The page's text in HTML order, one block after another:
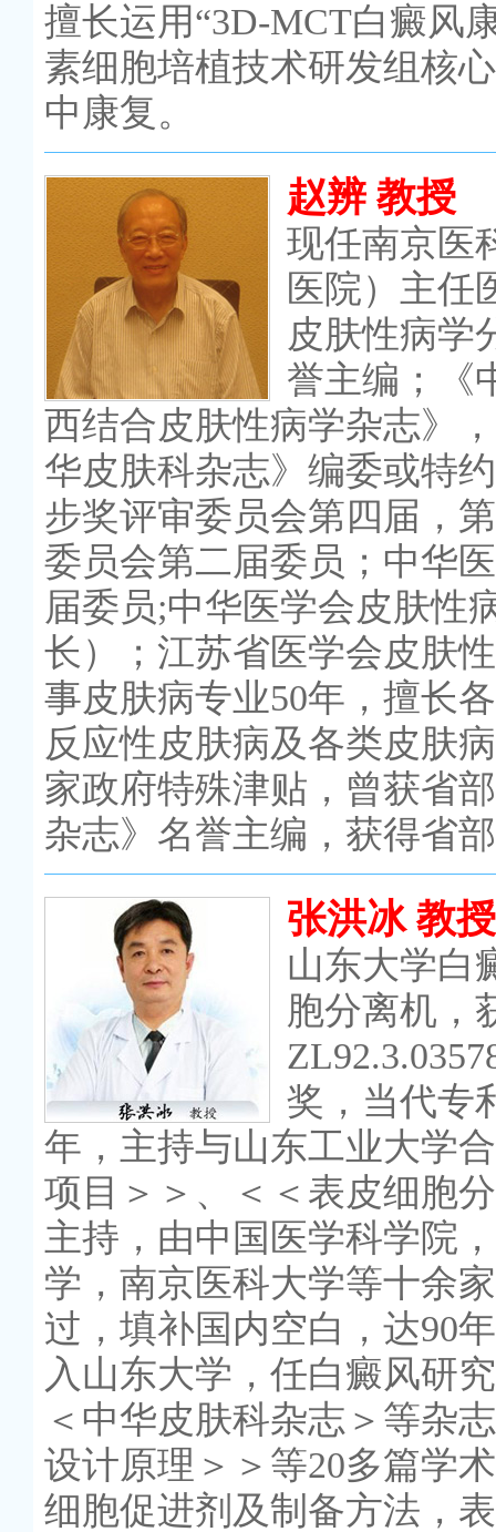
擅长运用“3D-MCT白癜风
素细胞培植技术研发组核
中康复。
赵辨 教授
现任南京医
医院）主任
皮肤性病学
誉主编；《
西结合皮肤性病学杂志》
华皮肤科杂志》编委或特
步奖评审委员会第四届，
委员会第二届委员；中华
届委员;中华医学会皮肤性
长）；江苏省医学会皮肤
事皮肤病专业50年，擅长
反应性皮肤病及各类皮肤
家政府特殊津贴，曾获省
杂志》名誉主编，获得省
张洪冰 教授
山东大学白
胞分离机，
奖，当代专
年，主持与山东工业大学
项目＞＞、＜＜表皮细胞
主持，由中国医学科学院
学，南京医科大学等十余
过，填补国内空白，达90
入山东大学，任白癜风研
＜中华皮肤科杂志＞等杂
设计原理＞＞等20多篇学
细胞促进剂及制备方法，